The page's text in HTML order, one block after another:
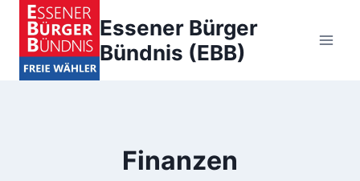
Zum
Inhalt
springen
Essener Bürger
Bündnis (EBB)
Finanzen